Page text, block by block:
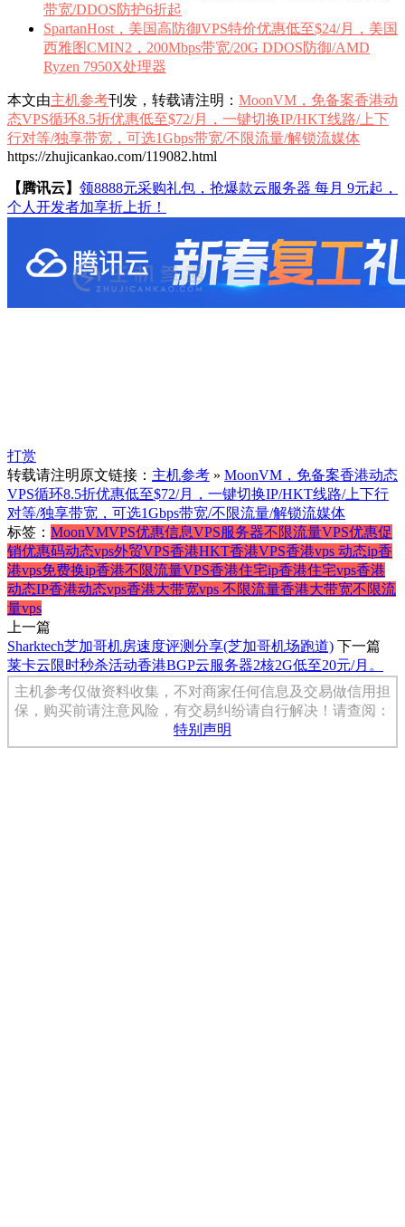
带宽/DDOS防护6折起
SpartanHost，美国高防御VPS特价优惠低至$24/月，美国
西雅图CMIN2，200Mbps带宽/20G DDOS防御/AMD
Ryzen 7950X处理器
本文由主机参考刊发，转载请注明： MoonVM，免备案香港动
态VPS循环8.5折优惠低至$72/月，一键切换IP/HKT线路/上下
行对等/独享带宽，可选1Gbps带宽/不限流量/解锁流媒体
https://zhujicankao.com/119082.html
【腾讯云】 领8888元采购礼包，抢爆款云服务器 每月 9元起，
个人开发者加享折上折！
打赏
转载请注明原文链接： 主机参考 » MoonVM，免备案香港动态
VPS循环8.5折优惠低至$72/月，一键切换IP/HKT线路/上下行
对等/独享带宽，可选1Gbps带宽/不限流量/解锁流媒体
标签： MoonVMVPS优惠信息VPS服务器不限流量VPS优惠促
销优惠码动态vps外贸VPS香港HKT香港VPS香港vps 动态ip香
港vps免费换ip香港不限流量VPS香港住宅ip香港住宅vps香港
动态IP香港动态vps香港大带宽vps 不限流量香港大带宽不限流
量vps
上一篇
Sharktech芝加哥机房速度评测分享(芝加哥机场跑道) 下一篇
莱卡云限时秒杀活动香港BGP云服务器2核2G低至20元/月。
主机参考仅做资料收集，不对商家任何信息及交易做信用担
保，购买前请注意风险，有交易纠纷请自行解决！请查阅：
特别声明